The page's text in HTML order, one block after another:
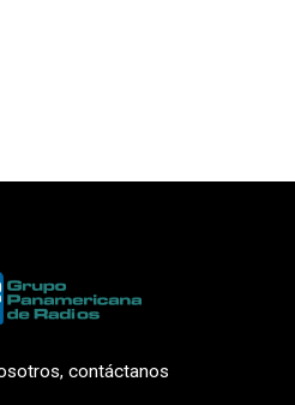
contáctanos